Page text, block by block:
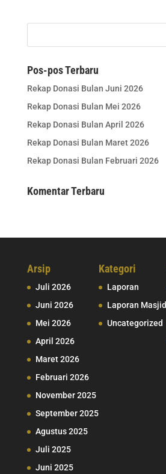
Pos-pos Terbaru
Rekap Donasi Bulan Juni 2026
Rekap Donasi Bulan Mei 2026
Rekap Donasi Bulan April 2026
Rekap Donasi Bulan Maret 2026
Rekap Donasi Bulan Februari 2026
Komentar Terbaru
Arsip
Juli 2026
Juni 2026
Mei 2026
April 2026
Maret 2026
Februari 2026
November 2025
September 2025
Agustus 2025
Juli 2025
Juni 2025
Kategori
Laporan
Laporan Masjid
Uncategorized